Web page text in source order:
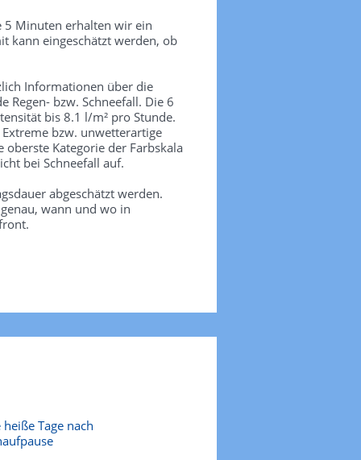
5 Minuten erhalten wir ein
kann eingeschätzt werden, ob
Informationen über die
Regen- bzw. Schneefall. Die 6
bis 8.1 l/m² pro Stunde.
bzw. unwetterartige
Kategorie der Farbskala
bei Schneefall auf.
abgeschätzt werden.
wann und wo in
Tage nach